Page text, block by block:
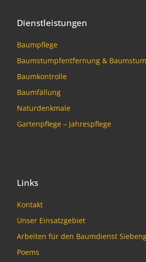
Dienstleistungen
Baumpflege
Baumstumpfentfernung &
Baumkontrolle
Baumfällung
Naturdenkmale
Gartenpflege – Jahrespflege
Links
Kontakt
Unser Einsatzgebiet
Arbeiten für den Baumdienst
Poems